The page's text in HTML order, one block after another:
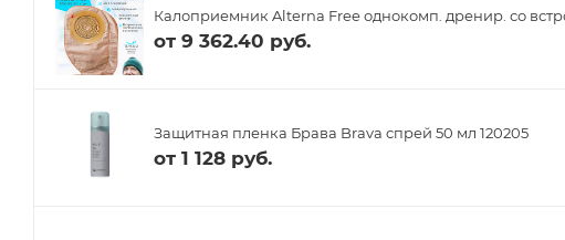
Калоприемник Alterna Free однокомп. дренир. со
от 9 362.40 руб.
Защитная пленка Брава Brava спрей 50 мл 120205
от 1 128 руб.